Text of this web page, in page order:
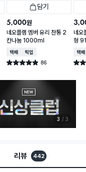
담기
5,000원
네오플램 엠버 유리 찬통 2
칸나눔 1000ml
택배배송매장픽업
별점 4.9점 86
건 작성
네오
형
택배
별점
3 3
리뷰 442